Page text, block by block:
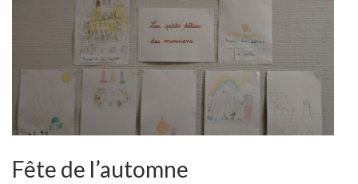
Fête de l’automne